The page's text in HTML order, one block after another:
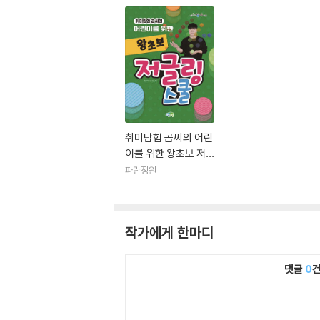
취미탐험 곰씨의 어린
이를 위한 왕초보 저
글링 스쿨
파란정원
작가에게 한마디
댓글 0